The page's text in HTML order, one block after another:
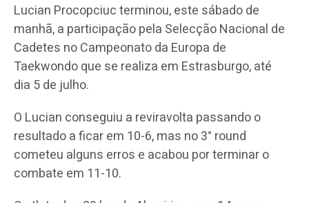
Lucian Procopciuc terminou, este sábado de
manhã, a participação pela Selecção Nacional de
Cadetes no Campeonato da Europa de
Taekwondo que se realiza em Estrasburgo, até
dia 5 de julho.
O Lucian conseguiu a reviravolta passando o
resultado a ficar em 10-6, mas no 3° round
cometeu alguns erros e acabou por terminar o
combate em 11-10.